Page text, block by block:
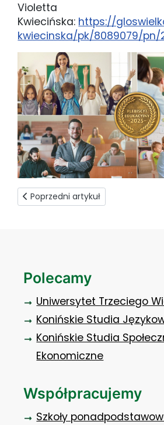
Violetta
Kwiecińska: https://
kwiecinska/pk/8089079/pn/
Poprzedni artykuł: Przedłużona
Poprzedni artykuł
Polecamy
Uniwersytet Trzeciego
Konińskie Studia
Konińskie Studia
Ekonomiczne
Współpracujemy
Szkoły